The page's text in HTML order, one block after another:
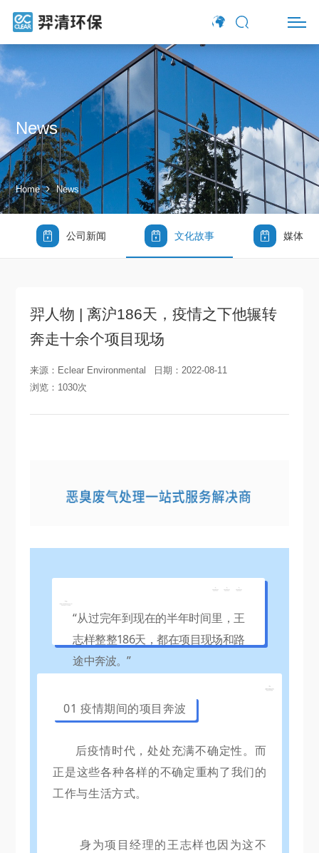
News
Home News
公司新闻 文化故事 媒体报
羿人物 | 离沪186天，疫情之下他辗转
奔走十余个项目现场
来源：Eclear Environmental
日期：2022-08-11
浏览：1030次
“从过完年到现在的半年时间里，王
志样整整186天，都在项目现场和路
途中奔波。”
01 疫情期间的项目奔波
后疫情时代，处处充满不确定性。而
正是这些各种各样的不确定重构了我们的
工作与生活方式。
身为项目经理的王志样也因为这不